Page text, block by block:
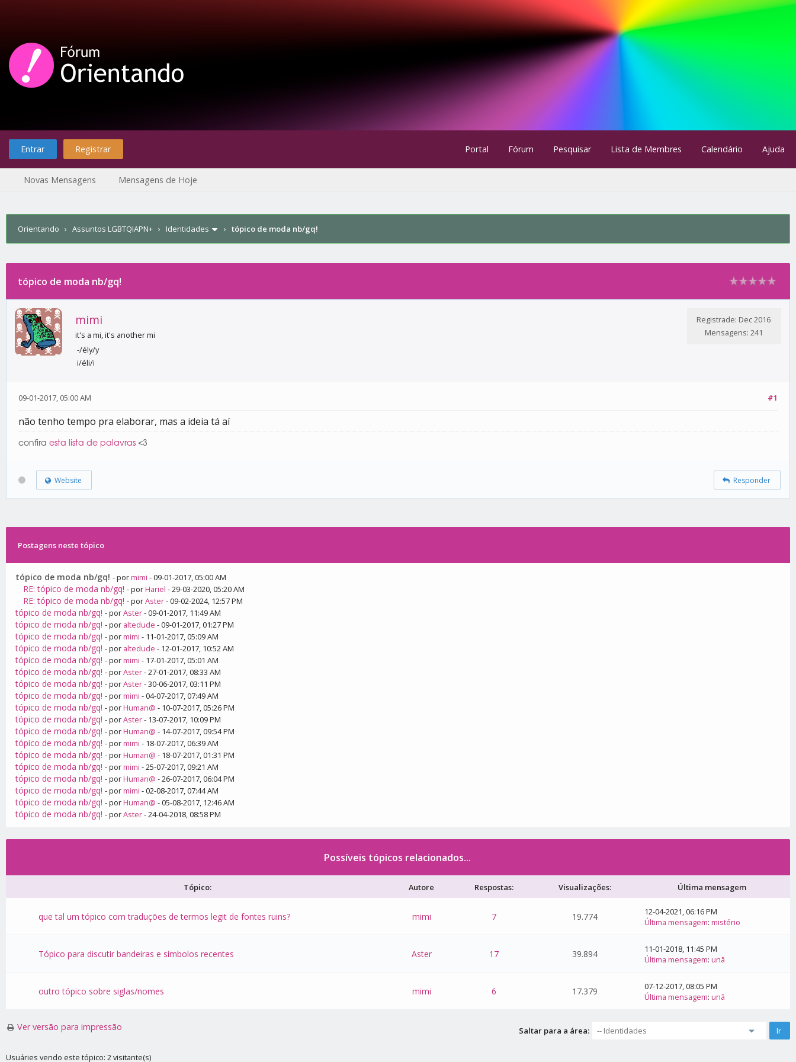
Entrar Registrar Portal Fórum Pesquisar Lista de Membres Calendário Ajuda
Novas Mensagens Mensagens de Hoje
Orientando › Assuntos LGBTQIAPN+ › Identidades › tópico de moda nb/gq!
tópico de moda nb/gq!
mimi
it's a mi, it's another mi
-/ély/y
i/éli/i
Registrade: Dec 2016
Mensagens: 241
#1
09-01-2017, 05:00 AM
não tenho tempo pra elaborar, mas a ideia tá aí
confira esta lista de palavras <3
Website Responder
Postagens neste tópico
tópico de moda nb/gq! - pormimi - 09-01-2017, 05:00 AM
RE: tópico de moda nb/gq! - porHariel - 29-03-2020, 05:20 AM
RE: tópico de moda nb/gq! - porAster- 09-02-2024, 12:57 PM
tópico de moda nb/gq! - porAster- 09-01-2017, 11:49 AM
tópico de moda nb/gq! - por altedude - 09-01-2017, 01:27 PM
tópico de moda nb/gq! - pormimi - 11-01-2017, 05:09 AM
tópico de moda nb/gq! - por altedude - 12-01-2017, 10:52 AM
tópico de moda nb/gq! - pormimi - 17-01-2017, 05:01 AM
tópico de moda nb/gq! - porAster- 27-01-2017, 08:33 AM
tópico de moda nb/gq! - porAster- 30-06-2017, 03:11 PM
tópico de moda nb/gq! - pormimi - 04-07-2017, 07:49 AM
tópico de moda nb/gq! - porHuman@ - 10-07-2017, 05:26 PM
tópico de moda nb/gq! - porAster- 13-07-2017, 10:09 PM
tópico de moda nb/gq! - porHuman@ - 14-07-2017, 09:54 PM
tópico de moda nb/gq! - pormimi - 18-07-2017, 06:39 AM
tópico de moda nb/gq! - porHuman@ - 18-07-2017, 01:31 PM
tópico de moda nb/gq! - pormimi - 25-07-2017, 09:21 AM
tópico de moda nb/gq! - porHuman@ - 26-07-2017, 06:04 PM
tópico de moda nb/gq! - pormimi - 02-08-2017, 07:44 AM
tópico de moda nb/gq! - porHuman@ - 05-08-2017, 12:46 AM
tópico de moda nb/gq! - porAster- 24-04-2018, 08:58 PM
Possíveis tópicos relacionados...
Tópico: Autore Respostas: Visualizações: Última mensagem
que tal um tópico com traduções de termos legit de fontes ruins? mimi 7 19.774
12-04-2021, 06:16 PM
Última mensagem:mistério
Tópico para discutir bandeiras e símbolos recentes Aster 17 39.894
11-01-2018, 11:45 PM
Última mensagem:unã
outro tópico sobre siglas/nomes mimi 6 17.379
07-12-2017, 08:05 PM
Última mensagem:unã
Ver versão para impressão Saltar para a área:
Usuáries vendo este tópico: 2 visitante(s)